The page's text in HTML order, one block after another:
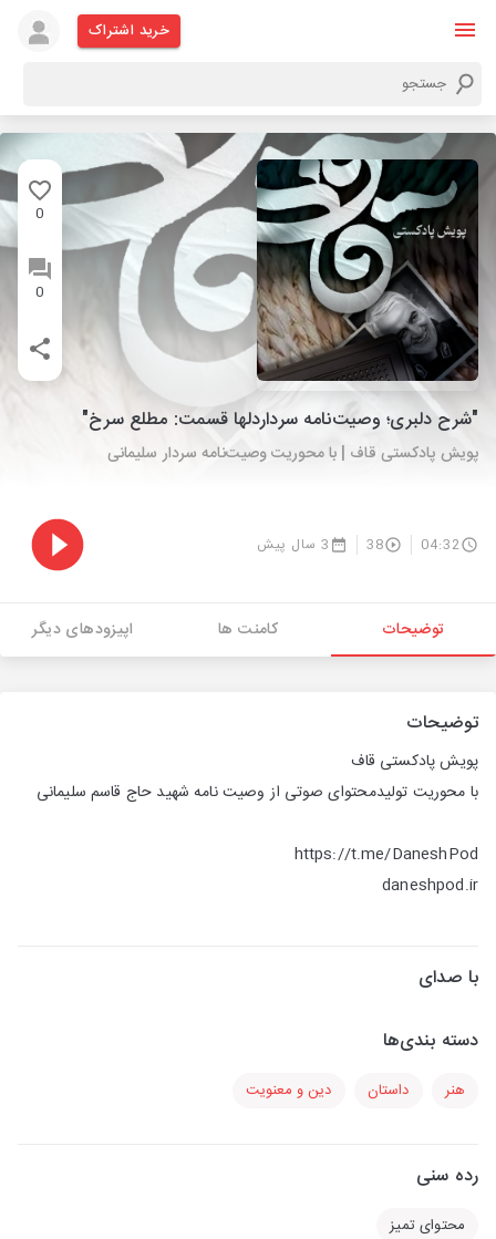
خرید اشتراک
0
0
"شرح دلبری؛ وصیت‌نامه سرداردلها قسمت: مطلع سرخ"
پویش پادکستی قاف | با محوریت وصیت‌نامه سردار سلیمانی
04:32
38 3 سال پیش
توضیحات کامنت ها اپیزودهای دیگر
توضیحات
پویش پادکستی قاف
با محوریت تولیدمحتوای صوتی از وصیت نامه شهید حاج قاسم سلیمانی
https://t.me/DaneshPod
daneshpod.ir
با صدای
دسته بندی‌ها
هنر داستان دین و معنویت
رده سنی
محتوای تمیز